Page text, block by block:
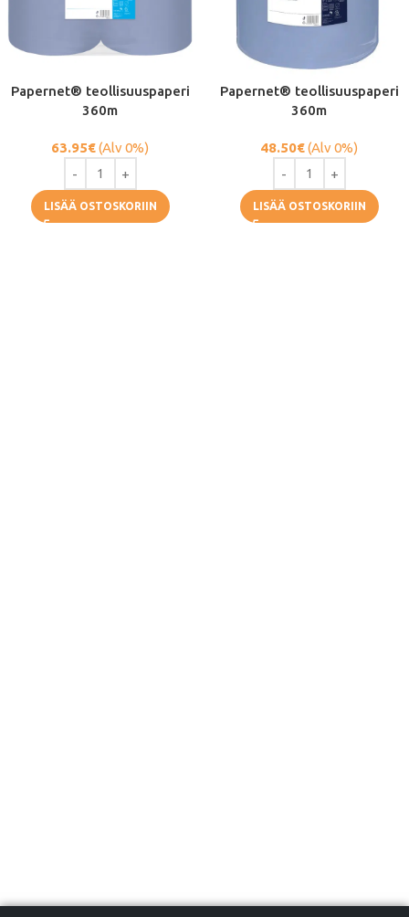
Papernet® teollisuuspaperi
360m
63.95€(Alv 0%)
LISÄÄ OSTOSKORIIN
Papernet® teollisuuspaperi
360m
48.50€(Alv 0%)
LISÄÄ OSTOSKORIIN